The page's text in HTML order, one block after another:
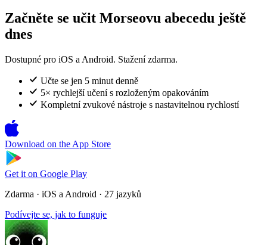
Začněte se učit Morseovu abecedu ještě
dnes
Dostupné pro iOS a Android. Stažení zdarma.
Učte se jen 5 minut denně
5× rychlejší učení s rozloženým opakováním
Kompletní zvukové nástroje s nastavitelnou rychlostí
Download on the App Store
Get it on Google Play
Zdarma · iOS a Android · 27 jazyků
Podívejte se, jak to funguje